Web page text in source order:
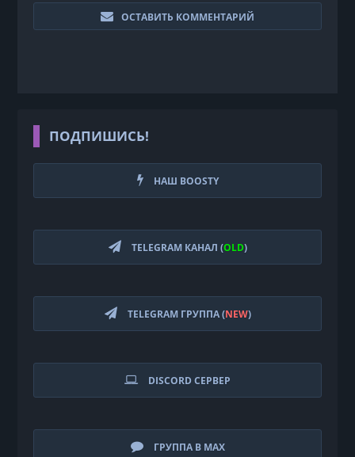
ОСТАВИТЬ КОММЕНТАРИЙ
ПОДПИШИСЬ!
НАШ BOOSTY
TELEGRAM КАНАЛ (OLD)
TELEGRAM ГРУППА (NEW)
DISCORD СЕРВЕР
ГРУППА В MAX